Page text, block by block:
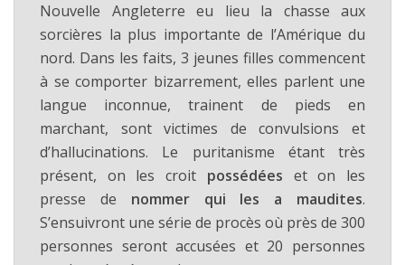
Nouvelle Angleterre eu lieu la chasse aux
sorcières la plus importante de l’Amérique du
nord. Dans les faits, 3 jeunes filles commencent
à se comporter bizarrement, elles parlent une
langue inconnue, trainent de pieds en
marchant, sont victimes de convulsions et
d’hallucinations. Le puritanisme étant très
présent, on les croit possédées et on les
presse de nommer qui les a maudites.
S’ensuivront une série de procès où près de 300
personnes seront accusées et 20 personnes